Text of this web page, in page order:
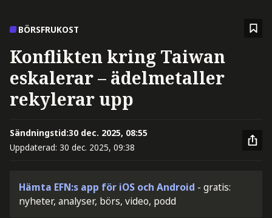
BÖRSFRUKOST
Konflikten kring Taiwan
eskalerar – ädelmetaller
rekylerar upp
Sändningstid:30 dec. 2025, 08:55
Uppdaterad: 30 dec. 2025, 09:38
Hämta EFN:s app för iOS och Android - gratis:
nyheter, analyser, börs, video, podd